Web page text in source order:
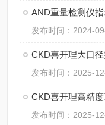
发布时间：2024-
CKD喜开理大口
发布时间：2025-
CKD喜开理高精
发布时间：2025-